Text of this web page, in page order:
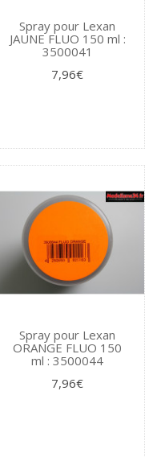
Spray pour Lexan
JAUNE FLUO 150 ml :
3500041
7,96€
Spray pour Lexan
ORANGE FLUO 150
ml : 3500044
7,96€